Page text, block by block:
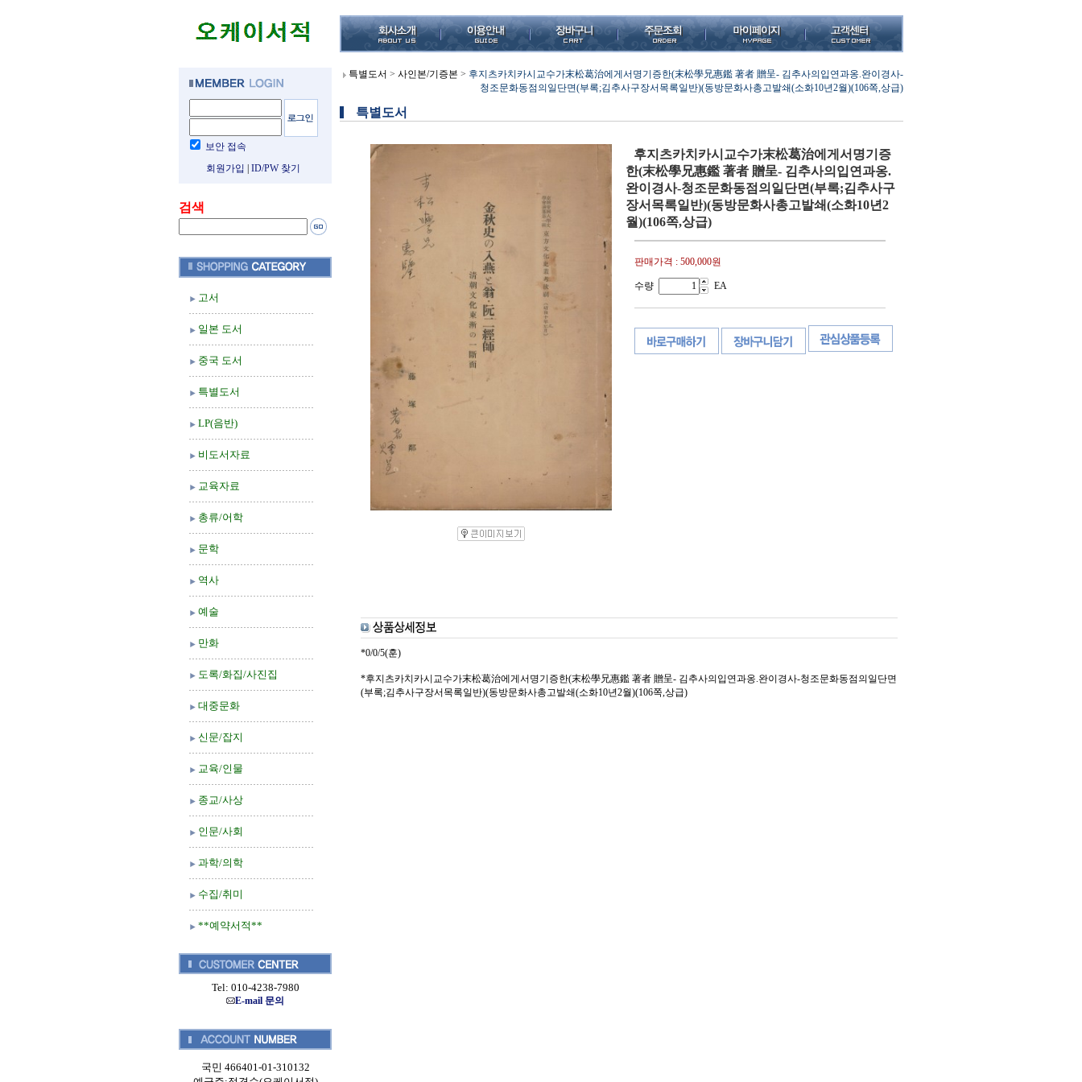
보안 접속
회원가입
ID/PW 찾기
검색
고서
일본 도서
중국 도서
특별도서
LP(음반)
비도서자료
교육자료
총류/어학
문학
역사
예술
만화
도록/화집/사진집
대중문화
신문/잡지
교육/인물
종교/사상
인문/사회
과학/의학
수집/취미
**예약서적**
Tel: 010-4238-7980
E-mail 문의
국민 466401-01-310132
특별도서 > 사인본/기증본 > 후지츠카치카시교수가末松葛治에게서명기증한(末松學兄惠鑑 著者 贈呈- 김추사의입연과옹.완이경사-
청조문화동점의일단면(부록;김추사구장서목록일반)(동방문화사총고발쇄(소화10년2월)(106쪽,상급)
특별도서
후지츠카치카시교수가末松葛治에게서명기증
한(末松學兄惠鑑 著者 贈呈- 김추사의입연과옹.
완이경사-청조문화동점의일단면(부록;김추사구
장서목록일반)(동방문화사총고발쇄(소화10년2
월)(106쪽,상급)
판매가격 : 500,000원
수량 EA
*0/0/5(훈)
*후지츠카치카시교수가末松葛治에게서명기증한(末松學兄惠鑑 著者 贈呈- 김추사의입연과옹.완이경사-청조문화동점의일단면
(부록;김추사구장서목록일반)(동방문화사총고발쇄(소화10년2월)(106쪽,상급)